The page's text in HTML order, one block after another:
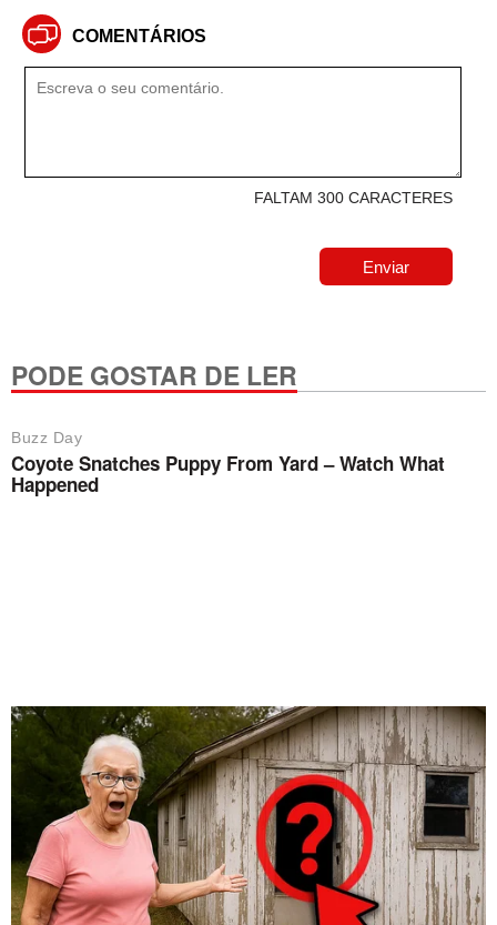
COMENTÁRIOS
FALTAM 300 CARACTERES